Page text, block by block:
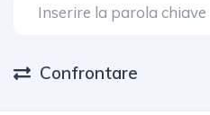
Confrontare